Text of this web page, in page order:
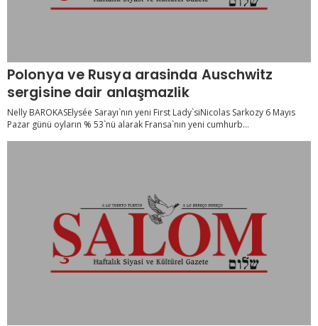
Polonya ve Rusya arasinda Auschwitz
sergisine dair anlaşmazlik
Nelly BAROKASElysée Sarayı`nın yeni First Lady`siNicolas Sarkozy 6 Mayıs
Pazar günü oyların % 53`nü alarak Fransa`nın yeni cumhurb...